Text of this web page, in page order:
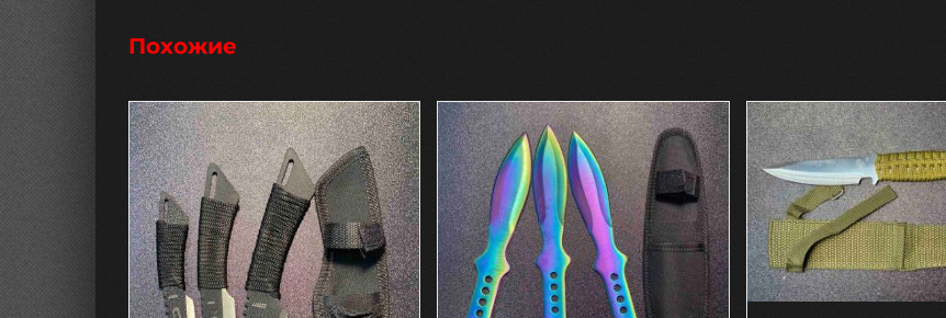
Похожие